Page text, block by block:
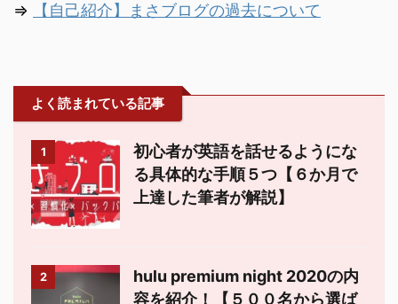
⇒ 【自己紹介】まさブログの過去について
よく読まれている記事
1
初心者が英語を話せるようにな
る具体的な手順５つ【６か月で
上達した筆者が解説】
2
hulu premium night 2020の内
容を紹介！【５００名から選ば